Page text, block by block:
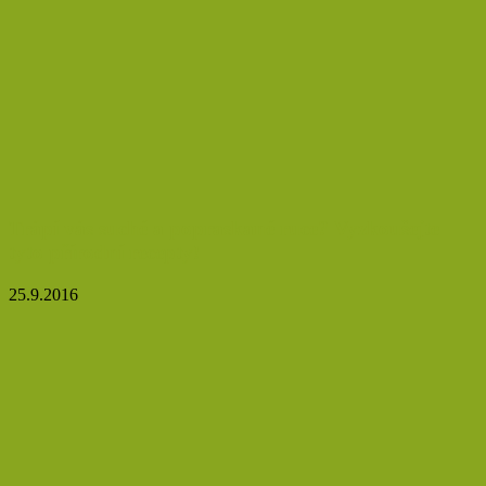
25.9.2016